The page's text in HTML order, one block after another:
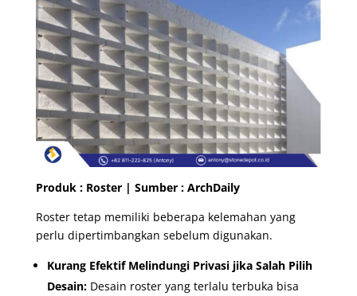
Produk : Roster | Sumber : ArchDaily
Roster tetap memiliki beberapa kelemahan yang
perlu dipertimbangkan sebelum digunakan.
Kurang Efektif Melindungi Privasi jika Salah Pilih
Desain:Desain roster yang terlalu terbuka bisa